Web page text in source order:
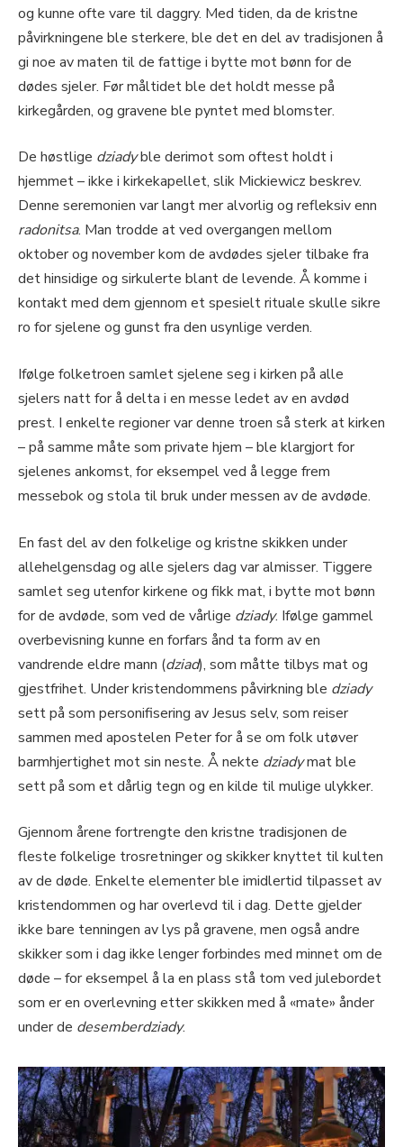
og kunne ofte vare til daggry. Med tiden, da de kristne
påvirkningene ble sterkere, ble det en del av tradisjonen å
gi noe av maten til de fattige i bytte mot bønn for de
dødes sjeler. Før måltidet ble det holdt messe på
kirkegården, og gravene ble pyntet med blomster.
De høstlige dziadyble derimot som oftest holdt i
hjemmet – ikke i kirkekapellet, slik Mickiewicz beskrev.
Denne seremonien var langt mer alvorlig og refleksiv enn
radonitsa. Man trodde at ved overgangen mellom
oktober og november kom de avdødes sjeler tilbake fra
det hinsidige og sirkulerte blant de levende. Å komme i
kontakt med dem gjennom et spesielt rituale skulle sikre
ro for sjelene og gunst fra den usynlige verden.
Ifølge folketroen samlet sjelene seg i kirken på alle
sjelers natt for å delta i en messe ledet av en avdød
prest. I enkelte regioner var denne troen så sterk at kirken
– på samme måte som private hjem – ble klargjort for
sjelenes ankomst, for eksempel ved å legge frem
messebok og stola til bruk under messen av de avdøde.
En fast del av den folkelige og kristne skikken under
allehelgensdag og alle sjelers dag var almisser. Tiggere
samlet seg utenfor kirkene og fikk mat, i bytte mot bønn
for de avdøde, som ved de vårlige dziady. Ifølge gammel
overbevisning kunne en forfars ånd ta form av en
vandrende eldre mann (dziad), som måtte tilbys mat og
gjestfrihet. Under kristendommens påvirkning ble dziady
sett på som personifisering av Jesus selv, som reiser
sammen med apostelen Peter for å se om folk utøver
barmhjertighet mot sin neste. Å nekte dziadymat ble
sett på som et dårlig tegn og en kilde til mulige ulykker.
Gjennom årene fortrengte den kristne tradisjonen de
fleste folkelige trosretninger og skikker knyttet til kulten
av de døde. Enkelte elementer ble imidlertid tilpasset av
kristendommen og har overlevd til i dag. Dette gjelder
ikke bare tenningen av lys på gravene, men også andre
skikker som i dag ikke lenger forbindes med minnet om de
døde – for eksempel å la en plass stå tom ved julebordet
som er en overlevning etter skikken med å «mate» ånder
under de desemberdziady.